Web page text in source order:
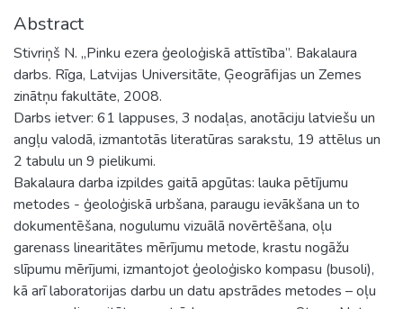
Abstract
Stivriņš N. „Pinku ezera ģeoloģiskā attīstība”. Bakalaura
darbs. Rīga, Latvijas Universitāte, Ģeogrāfijas un Zemes
zinātņu fakultāte, 2008.
Darbs ietver: 61 lappuses, 3 nodaļas, anotāciju latviešu un
angļu valodā, izmantotās literatūras sarakstu, 19 attēlus un
2 tabulu un 9 pielikumi.
Bakalaura darba izpildes gaitā apgūtas: lauka pētījumu
metodes - ģeoloģiskā urbšana, paraugu ievākšana un to
dokumentēšana, nogulumu vizuālā novērtēšana, oļu
garenass linearitātes mērījumu metode, krastu nogāžu
slīpumu mērījumi, izmantojot ģeoloģisko kompasu (busoli),
kā arī laboratorijas darbu un datu apstrādes metodes – oļu